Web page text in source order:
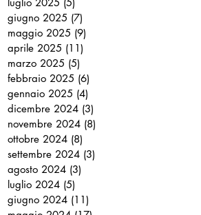
giugno 2025 (7)
maggio 2025 (9)
aprile 2025 (11)
marzo 2025 (5)
febbraio 2025 (6)
gennaio 2025 (4)
dicembre 2024 (3)
novembre 2024 (8)
ottobre 2024 (8)
settembre 2024 (3)
agosto 2024 (3)
luglio 2024 (5)
giugno 2024 (11)